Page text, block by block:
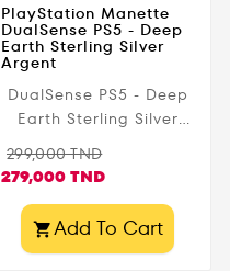
Violet et Orange .
Profitez d'une
expérience de jeu
immersive , d'une
précision accrue et de
fonctions avancées
comme le HD Rumble
et la détection de
mouvement .
Disponible dès
PlayStation Manette
DualSense PS5 - Deep
Earth Sterling Silver
Argent
DualSense PS5 - Deep
Earth Sterling Silver
Prix
de
299,000 TND
279,000 TND
Add To Cart